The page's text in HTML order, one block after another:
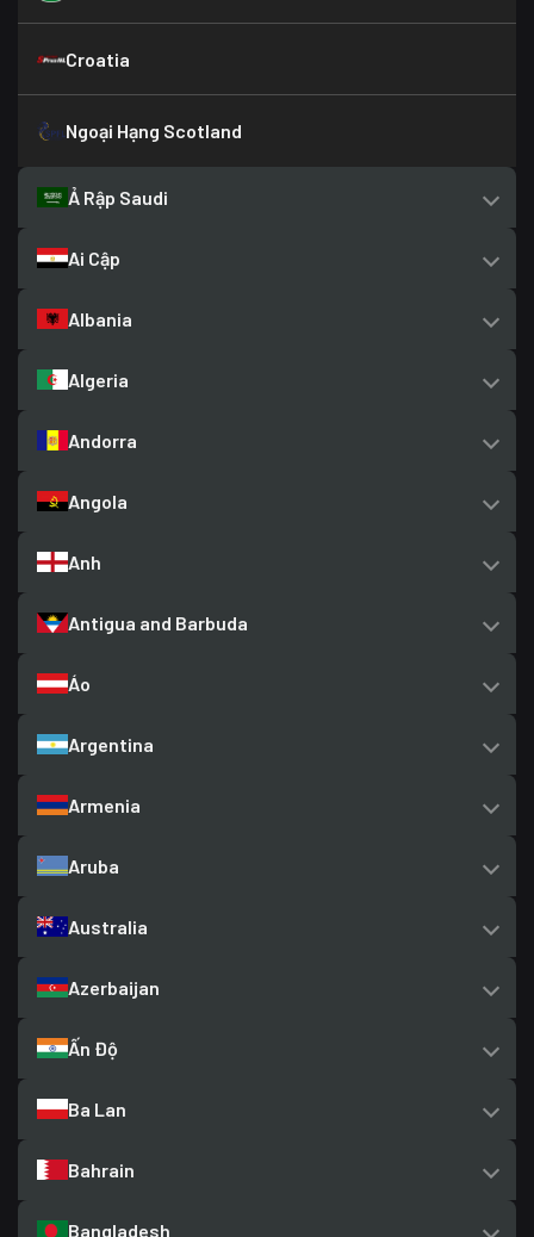
Croatia
Ngoại Hạng Scotland
Ả Rập Saudi
Ai Cập
Albania
Algeria
Andorra
Angola
Anh
Antigua and Barbuda
Áo
Argentina
Armenia
Aruba
Australia
Azerbaijan
Ấn Độ
Ba Lan
Bahrain
Bangladesh